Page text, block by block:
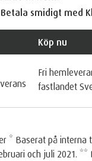
Betala smidigt med
Köp nu
Fri
fastlandet
* Baserat på interna
och juli 2021.